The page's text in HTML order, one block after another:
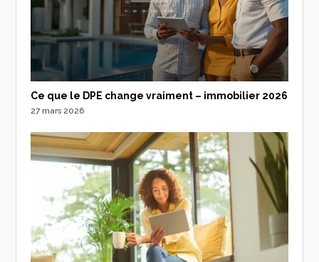
Ce que le DPE change vraiment – immobilier 2026
27 mars 2026